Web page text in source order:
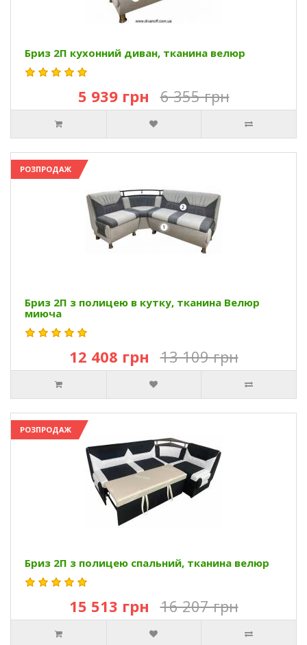
Бриз 2П кухонний диван, тканина велюр
5 939 грн 6 355 грн
РОЗПРОДАЖ
Бриз 2П з полицею в кутку, тканина Велюр
миюча
12 408 грн 13 109 грн
РОЗПРОДАЖ
Бриз 2П з полицею спальний, тканина велюр
15 513 грн 16 207 грн